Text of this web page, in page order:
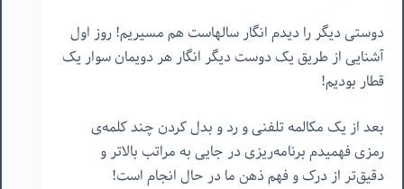
دوستی دیگر را دیدم انگار سالهاست هم مسیریم! روز اول
آشنایی از طریق یک دوست دیگر انگار هر دویمان سوار یک
قطار بودیم!
بعد از یک مکالمه تلفنی و رد و بدل کردن چند کلمه‌ی
رمزی فهمیدم برنامه‌ریزی در جایی به مراتب بالاتر و
دقیق‌تر از درک و فهم ذهن ما در حال انجام است!